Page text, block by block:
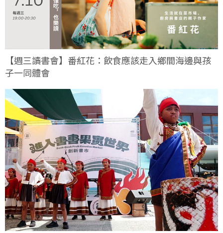
【週三讀書會】番紅花：飲食應該走入鄉間海邊與孩
子一同體會